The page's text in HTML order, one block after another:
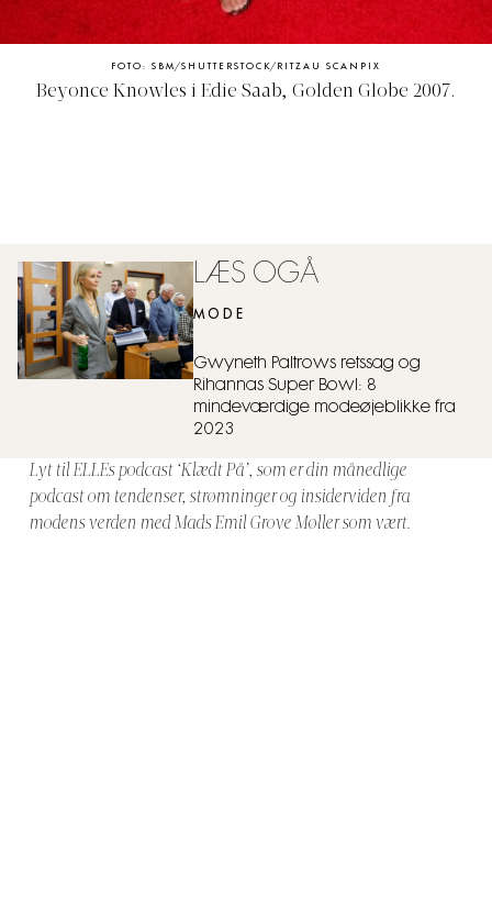
FOTO: SBM/SHUTTERSTOCK/RITZAU SCANPIX
Beyonce Knowles i Edie Saab, Golden Globe 2007.
LÆS OGÅ
MODE
Gwyneth Paltrows retssag og
Rihannas Super Bowl: 8
mindeværdige modeøjeblikke fra
2023
Lyt til ELLEs podcast ‘Klædt På’, som er din månedlige
podcast om tendenser, strømninger og insiderviden fra
modens verden med Mads Emil Grove Møller som vært.